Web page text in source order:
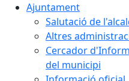
Ajuntament
Salutació de
Altres
Cercador
del municipi